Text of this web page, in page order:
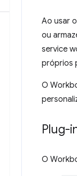
Ao usar
ou
service
próprios
O
Plug-
O